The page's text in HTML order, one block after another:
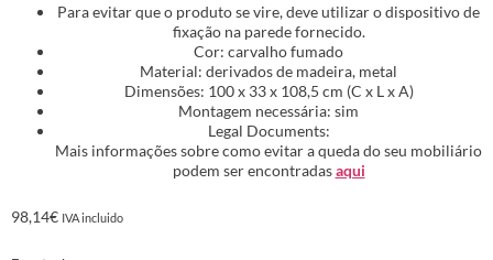
Para evitar que o produto se vire, deve utilizar o dispositivo de
fixação na parede fornecido.
Cor: carvalho fumado
Material: derivados de madeira, metal
Dimensões: 100 x 33 x 108,5 cm (C x L x A)
Montagem necessária: sim
Legal Documents:
Mais informações sobre como evitar a queda do seu mobiliário
podem ser encontradasaqui
98,14€ IVA incluido